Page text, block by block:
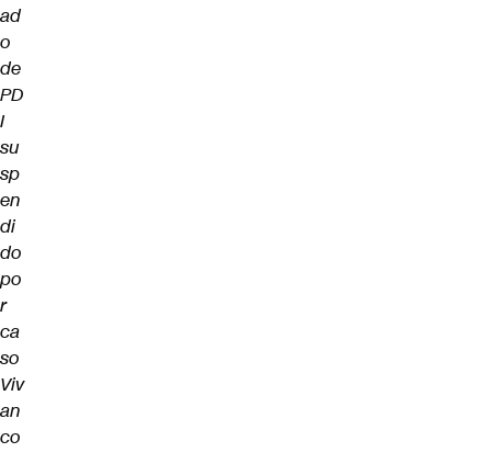
ad
o
de
PD
I
su
sp
en
di
do
po
r
ca
so
Viv
an
co